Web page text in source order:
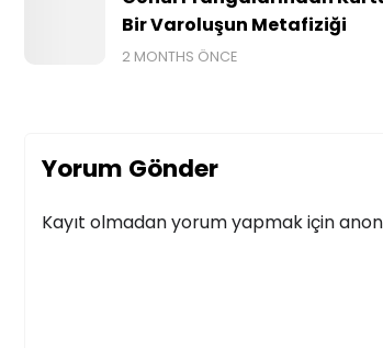
Bir Varoluşun Metafiziği
2 MONTHS ÖNCE
Yorum Gönder
Kayıt olmadan yorum yapmak için